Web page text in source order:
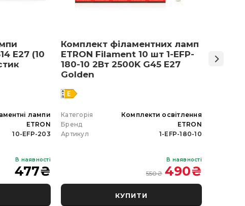
E27 (10
лампи
ETRON
10-EFP-203
В наявності
477₴
Комплект філаментних ламп
ETRON Filament 10 шт 1-EFP-
180-10 2Вт 2500K G45 E27
Golden
Категорія
Комплекти освітлення
Бренд
ETRON
Артикул
1-EFP-180-10
В наявності
550₴ 490₴
КУПИТИ
48 Вт